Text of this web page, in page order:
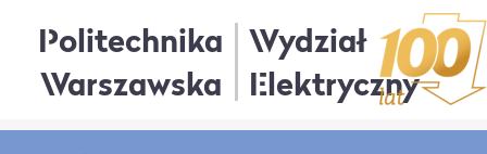
Politechnika
Warszawska
Wydział
Elektryczny